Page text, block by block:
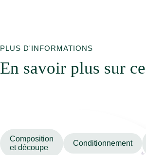
PLUS D'INFORMATIONS
En savoir plus sur
Composition
et découpe
Conditionnement